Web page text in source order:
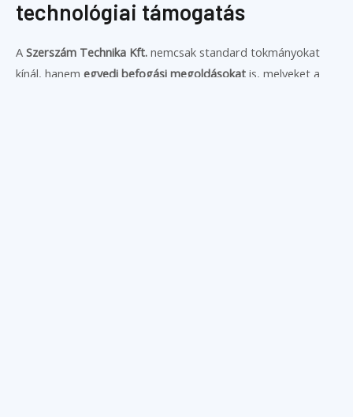
technológiai támogatás
A Szerszám Technika Kft. nemcsak standard tokmányokat
kínál, hanem egyedi befogási megoldásokat is, melyeket a